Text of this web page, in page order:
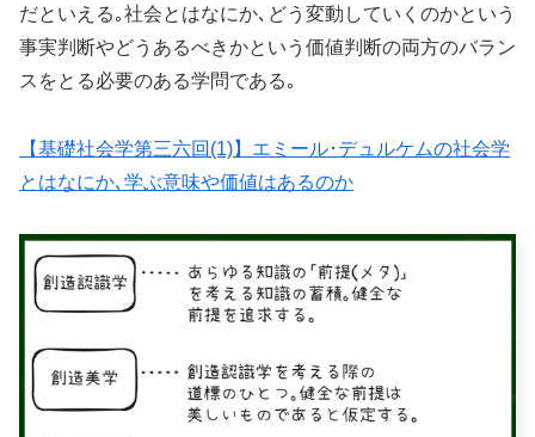
だといえる｡社会とはなにか､どう変動していくのかという
事実判断やどうあるべきかという価値判断の両方のバラン
スをとる必要のある学問である｡
【基礎社会学第三六回(1)】エミール･デュルケムの社会学
とはなにか､学ぶ意味や価値はあるのか